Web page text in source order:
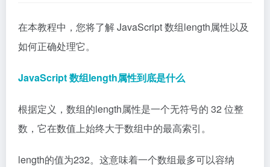
在本教程中，您将了解 JavaScript 数组length属性以及
如何正确处理它。
JavaScript 数组length属性到底是什么
根据定义，数组的length属性是一个无符号的 32 位整
数，它在数值上始终大于数组中的最高索引。
length的值为232。这意味着一个数组最多可以容纳